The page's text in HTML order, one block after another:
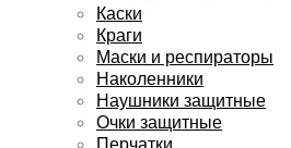
Каски
Краги
Маски и респираторы
Наколенники
Наушники защитные
Очки защитные
Перчатки